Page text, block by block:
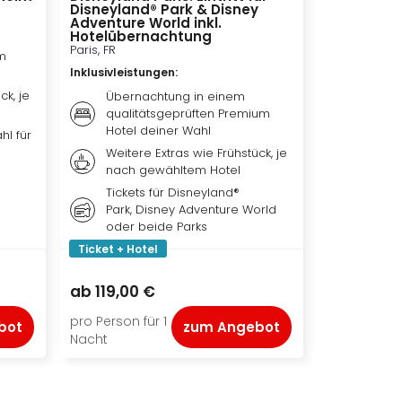
je
für
Disneyland® Park & Disney
Adventure World inkl.
Hotelübernachtung
Paris, FR
Inklusivleistungen:
Übernachtung in einem
qualitätsgeprüften Premium
Hotel deiner Wahl
Weitere Extras wie Frühstück, je
nach gewähltem Hotel
Tickets für Disneyland®
Park, Disney Adventure World
oder beide Parks
Ticket + Hotel
ab 119,00 €
pro Person für 1
Nacht
zum Angebot